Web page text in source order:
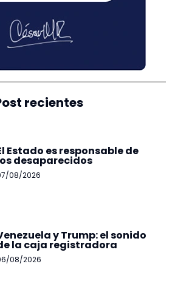
recientes
Estado es responsable de
desaparecidos
08/2026
y Trump: el sonido
la caja registradora
08/2026